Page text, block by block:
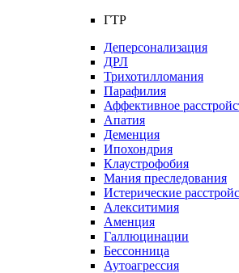
ГТР
Деперсонализация
ДРЛ
Трихотилломания
Парафилия
Аффективное
Апатия
Деменция
Ипохондрия
Клаустрофобия
Мания преследования
Истерические
Алекситимия
Аменция
Галлюцинации
Бессонница
Аутоагрессия